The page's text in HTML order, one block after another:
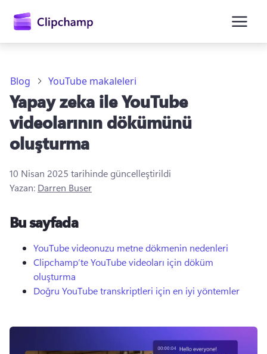
Oturum açın
Blog YouTube makaleleri
Yapay zeka ile YouTube
videolarının dökümünü
oluşturma
10 Nisan 2025 tarihinde güncelleştirildi
Yazan: Darren Buser
Bu sayfada
YouTube videonuzu metne dökmenin nedenleri
Clipchamp’te YouTube videoları için döküm
oluşturma
Doğru YouTube transkriptleri için en iyi yöntemler